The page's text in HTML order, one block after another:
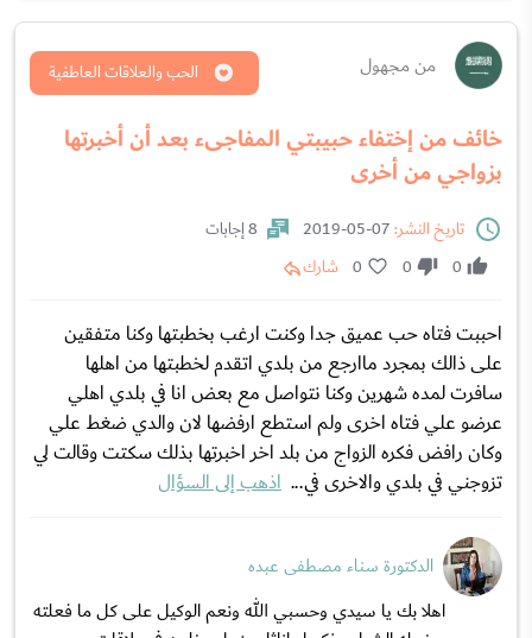
من مجهول
خائف من إختفاء حبيبتي المفاجىء بعد أن أخبرتها
بزواجي من أخرى
الحب والعلاقات العاطفية
تاريخ النشر:
8 إجابات
0
0
0 شارك
احببت فتاه حب عميق جدا وكنت ارغب بخطبتها وكنا متفقين
على ذالك بمجرد ماارجع من بلدي اتقدم لخطبتها من اهلها
سافرت لمده شهرين وكنا نتواصل مع بعض انا في بلدي اهلي
عرضو علي فتاه اخرى ولم استطع ارفضها لان والدي ضغط علي
وكان رافض فكره الزواج من بلد اخر اخبرتها بذلك سكتت وقالت لي
تزوجني في بلدي والاخرى في... اذهب إلى السؤال
الدكتورة سناء مصطفى عبده
اهلا بك يا سيدي وحسبي الله ونعم الوكيل على كل ما فعلته